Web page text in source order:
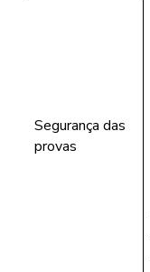
Segurança das
provas